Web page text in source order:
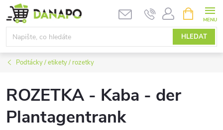
Přejít
na
obsah
HLEDAT
NÁKUPNÍ
KOŠÍK
Podtácky / etikety / rozetky
ROZETKA - Kaba - der
Plantagentrank